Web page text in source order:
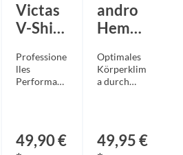
Victas
V-Shirt
Professione
lles
Performanc
-Mikrofaser
49,90 €
andro
Hemd
Wome
n
Optimales
Körperklim
a durch
Funktionsfa
49,95 €